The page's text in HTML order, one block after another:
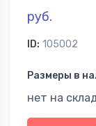
руб.
ID: 105002
Размеры в
нет на